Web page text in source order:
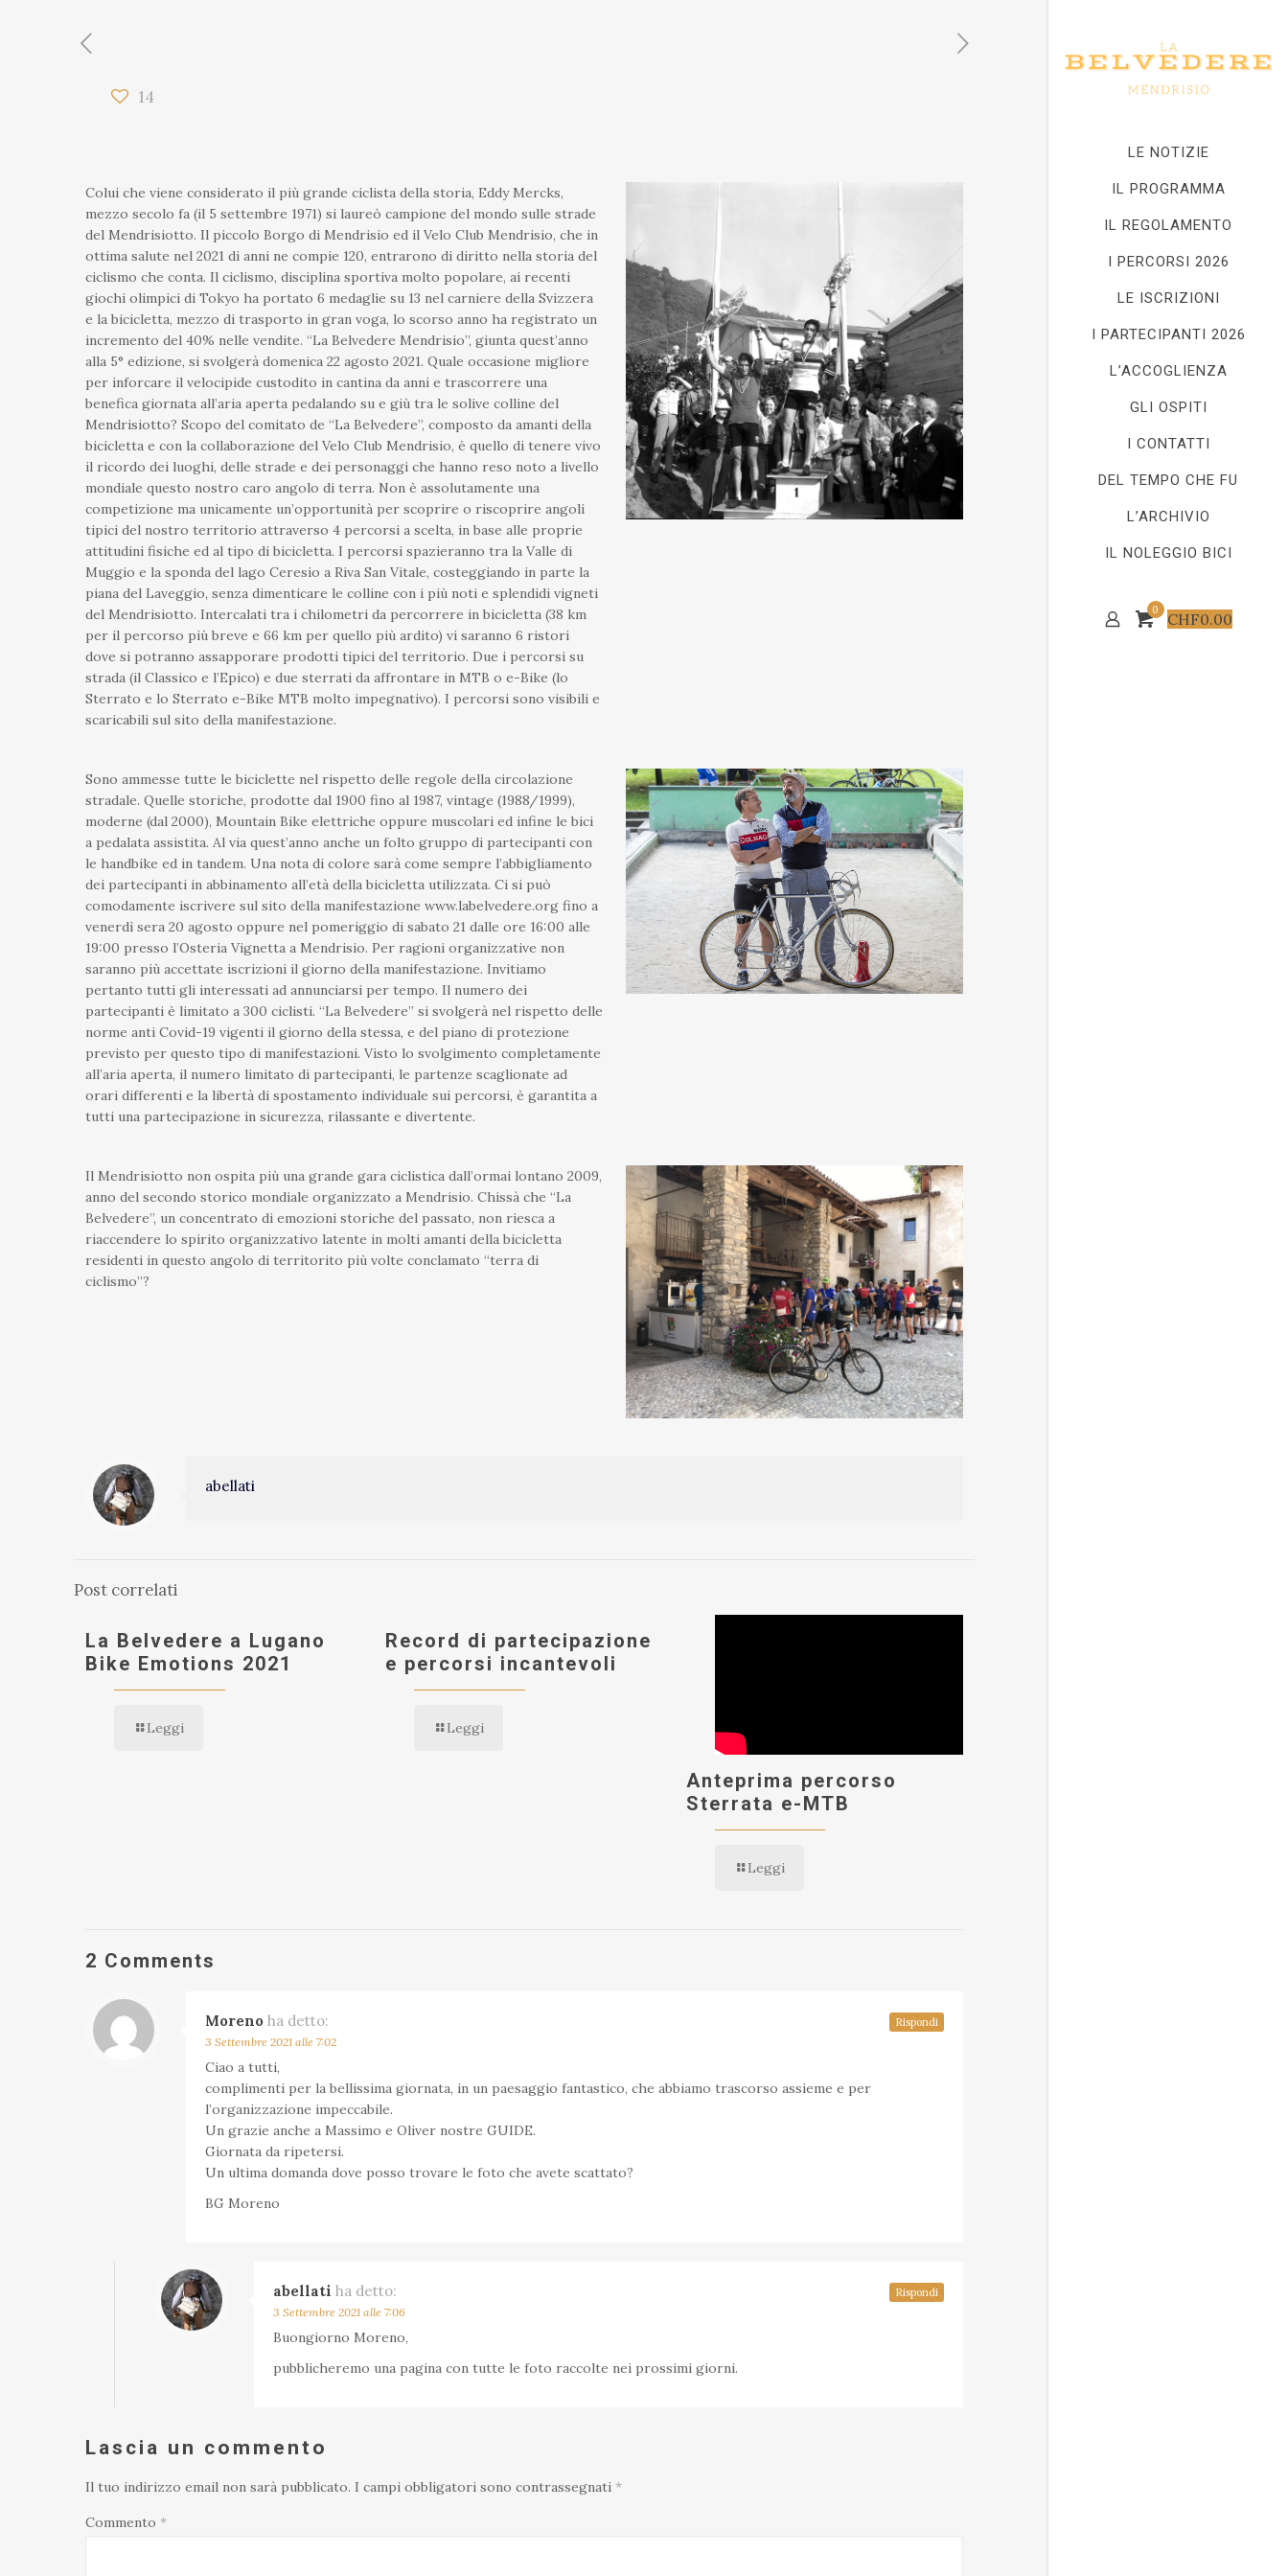
LE NOTIZIE
IL PROGRAMMA
IL REGOLAMENTO
I PERCORSI 2026
LE ISCRIZIONI
I PARTECIPANTI 2026
L’ACCOGLIENZA
GLI OSPITI
I CONTATTI
DEL TEMPO CHE FU
L’ARCHIVIO
IL NOLEGGIO BICI
0 CHF0.00
14
Colui che viene considerato il più grande ciclista della storia, Eddy Mercks,
mezzo secolo fa (il 5 settembre 1971) si laureò campione del mondo sulle strade
del Mendrisiotto. Il piccolo Borgo di Mendrisio ed il Velo Club Mendrisio, che in
ottima salute nel 2021 di anni ne compie 120, entrarono di diritto nella storia del
ciclismo che conta. Il ciclismo, disciplina sportiva molto popolare, ai recenti
giochi olimpici di Tokyo ha portato 6 medaglie su 13 nel carniere della Svizzera
e la bicicletta, mezzo di trasporto in gran voga, lo scorso anno ha registrato un
incremento del 40% nelle vendite. “La Belvedere Mendrisio”, giunta quest’anno
alla 5° edizione, si svolgerà domenica 22 agosto 2021. Quale occasione migliore
per inforcare il velocipide custodito in cantina da anni e trascorrere una
benefica giornata all’aria aperta pedalando su e giù tra le solive colline del
Mendrisiotto? Scopo del comitato de “La Belvedere”, composto da amanti della
bicicletta e con la collaborazione del Velo Club Mendrisio, è quello di tenere vivo
il ricordo dei luoghi, delle strade e dei personaggi che hanno reso noto a livello
mondiale questo nostro caro angolo di terra. Non è assolutamente una
competizione ma unicamente un’opportunità per scoprire o riscoprire angoli
tipici del nostro territorio attraverso 4 percorsi a scelta, in base alle proprie
attitudini fisiche ed al tipo di bicicletta. I percorsi spazieranno tra la Valle di
Muggio e la sponda del lago Ceresio a Riva San Vitale, costeggiando in parte la
piana del Laveggio, senza dimenticare le colline con i più noti e splendidi vigneti
del Mendrisiotto. Intercalati tra i chilometri da percorrere in bicicletta (38 km
per il percorso più breve e 66 km per quello più ardito) vi saranno 6 ristori
dove si potranno assapporare prodotti tipici del territorio. Due i percorsi su
strada (il Classico e l’Epico) e due sterrati da affrontare in MTB o e-Bike (lo
Sterrato e lo Sterrato e-Bike MTB molto impegnativo). I percorsi sono visibili e
scaricabili sul sito della manifestazione.
Sono ammesse tutte le biciclette nel rispetto delle regole della circolazione
stradale. Quelle storiche, prodotte dal 1900 fino al 1987, vintage (1988/1999),
moderne (dal 2000), Mountain Bike elettriche oppure muscolari ed infine le bici
a pedalata assistita. Al via quest’anno anche un folto gruppo di partecipanti con
le handbike ed in tandem. Una nota di colore sarà come sempre l’abbigliamento
dei partecipanti in abbinamento all’età della bicicletta utilizzata. Ci si può
comodamente iscrivere sul sito della manifestazione www.labelvedere.org fino a
venerdì sera 20 agosto oppure nel pomeriggio di sabato 21 dalle ore 16:00 alle
19:00 presso l’Osteria Vignetta a Mendrisio. Per ragioni organizzative non
saranno più accettate iscrizioni il giorno della manifestazione. Invitiamo
pertanto tutti gli interessati ad annunciarsi per tempo. Il numero dei
partecipanti è limitato a 300 ciclisti. “La Belvedere” si svolgerà nel rispetto delle
norme anti Covid-19 vigenti il giorno della stessa, e del piano di protezione
previsto per questo tipo di manifestazioni. Visto lo svolgimento completamente
all’aria aperta, il numero limitato di partecipanti, le partenze scaglionate ad
orari differenti e la libertà di spostamento individuale sui percorsi, è garantita a
tutti una partecipazione in sicurezza, rilassante e divertente.
Il Mendrisiotto non ospita più una grande gara ciclistica dall’ormai lontano 2009,
anno del secondo storico mondiale organizzato a Mendrisio. Chissà che “La
Belvedere”, un concentrato di emozioni storiche del passato, non riesca a
riaccendere lo spirito organizzativo latente in molti amanti della bicicletta
residenti in questo angolo di territorito più volte conclamato “terra di
ciclismo”?
abellati
Post correlati
La Belvedere a Lugano
Bike Emotions 2021
Leggi
Record di partecipazione
e percorsi incantevoli
Leggi
Anteprima percorso
Sterrata e-MTB
Leggi
2 Comments
Moreno ha detto:
3 Settembre 2021 alle 7:02
Ciao a tutti,
complimenti per la bellissima giornata, in un paesaggio fantastico, che abbiamo trascorso assieme e per
l’organizzazione impeccabile.
Un grazie anche a Massimo e Oliver nostre GUIDE.
Giornata da ripetersi.
Un ultima domanda dove posso trovare le foto che avete scattato?
BG Moreno
Rispondi
abellati ha detto:
3 Settembre 2021 alle 7:06
Buongiorno Moreno,
pubblicheremo una pagina con tutte le foto raccolte nei prossimi giorni.
Rispondi
Lascia un commento
Il tuo indirizzo email non sarà pubblicato. I campi obbligatori sono contrassegnati *
Commento *